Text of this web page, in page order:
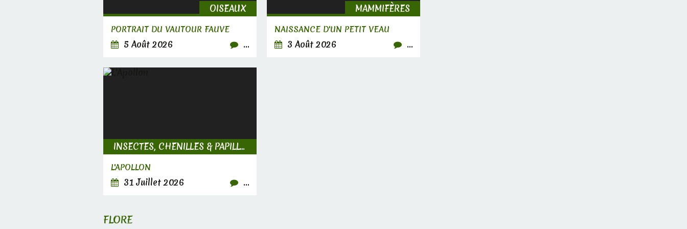
OISEAUX
PORTRAIT DU VAUTOUR FAUVE
5 Août 2026 …
MAMMIFÈRES
NAISSANCE D'UN PETIT VEAU
3 Août 2026 …
INSECTES, CHENILLES & PAPILLONS
L'APOLLON
31 Juillet 2026 …
FLORE